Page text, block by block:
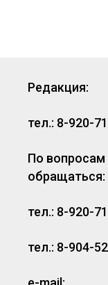
Редакция:
тел.: 8-920-
По
обращаться:
тел.: 8-920-
тел.: 8-904-